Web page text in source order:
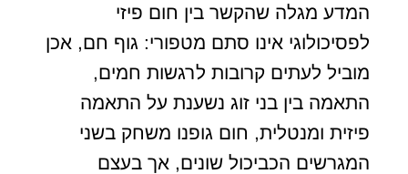
המדע מגלה שהקשר בין חום פיזי
לפסיכולוגי אינו סתם מטפורי: גוף חם, אכן
מוביל לעתים קרובות לרגשות חמים,
התאמה בין בני זוג נשענת על התאמה
פיזית ומנטלית, חום גופנו משחק בשני
המגרשים הכביכול שונים, אך בעצם